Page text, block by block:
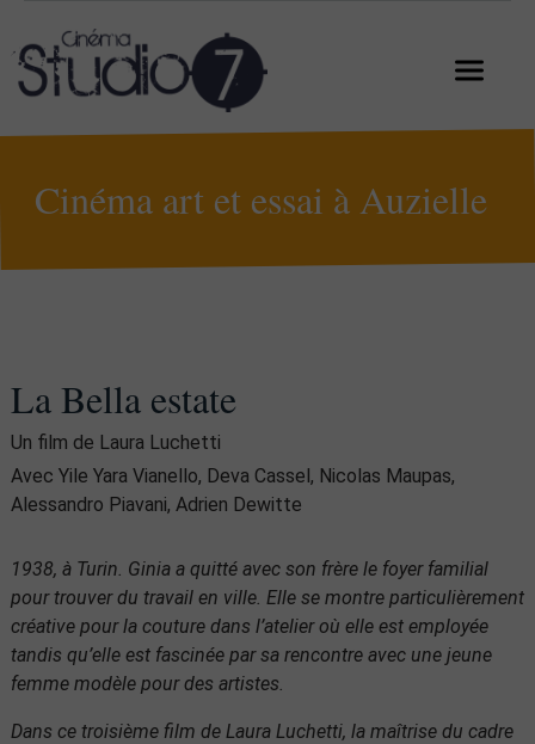
Cinéma art et essai à Auzielle
La Bella estate
Un film de Laura Luchetti
Avec Yile Yara Vianello, Deva Cassel, Nicolas Maupas,
Alessandro Piavani, Adrien Dewitte
1938, à Turin. Ginia a quitté avec son frère le foyer familial
pour trouver du travail en ville. Elle se montre particulièrement
créative pour la couture dans l’atelier où elle est employée
tandis qu’elle est fascinée par sa rencontre avec une jeune
femme modèle pour des artistes.
Dans ce troisième film de Laura Luchetti, la maîtrise du cadre